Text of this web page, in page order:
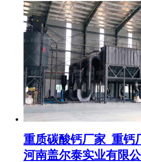
重质碳酸钙厂家_重钙
河南盖尔泰实业有限